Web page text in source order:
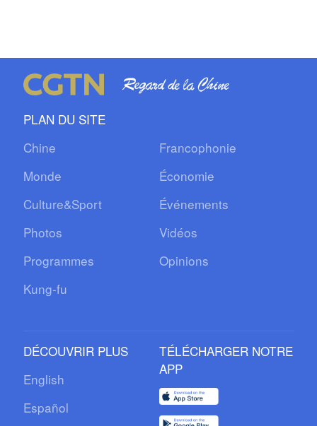
PLAN DU SITE
Chine
Francophonie
Monde
Économie
Culture&Sport
Événements
Photos
Vidéos
Programmes
Opinions
Kung-fu
DÉCOUVRIR PLUS
English
Español
TÉLÉCHARGER NOTRE
APP